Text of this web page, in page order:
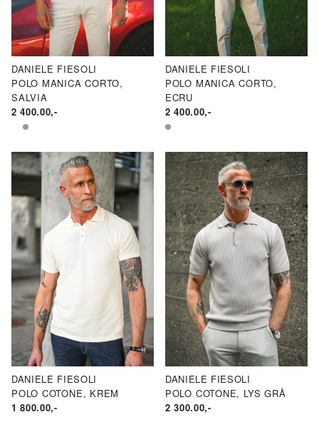
DANIELE FIESOLI
POLO MANICA CORTO,
SALVIA
2 400.00,-
DANIELE FIESOLI
POLO MANICA CORTO,
ECRU
2 400.00,-
DANIELE FIESOLI
POLO COTONE, KREM
1 800.00,-
DANIELE FIESOLI
POLO COTONE, LYS GRÅ
2 300.00,-